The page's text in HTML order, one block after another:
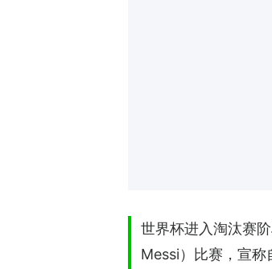
世界杯进入淘汰赛
Messi）比赛，宣称